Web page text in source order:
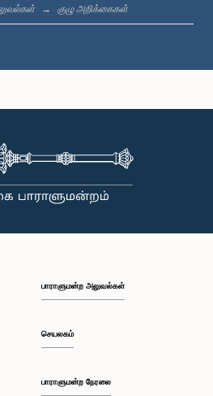
அப்புஹாமி, பா.உ.
சஞ்ஜய பெரேரா, பா.உ.
குழு அறிக்கைகள்
பாராளுமன்ற அலுவல்கள்
செயலகம்
பாராளுமன்ற நேரலை